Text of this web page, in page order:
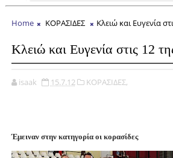
Home ΚΟΡΑΣΙΔΕΣ Κλειώ και Ευγενία
Κλειώ και Ευγενία στις 12
isaak 15.7.12 ΚΟΡΑΣΙΔΕΣ,
Έμειναν στην κατηγορία οι κορασίδες